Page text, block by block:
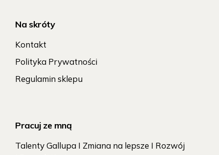
Na skróty
Kontakt
Polityka Prywatności
Regulamin sklepu
Pracuj ze mną
Talenty Gallupa I Zmiana na lepsze I Rozwój